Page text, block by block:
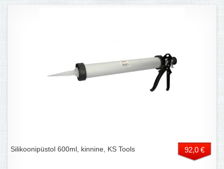
Silikoonipüstol 600ml, kinnine, KS Tools 92,0 €